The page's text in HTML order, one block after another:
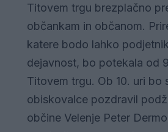
Titovem trgu brezplačno
občankam in občanom.
katere bodo lahko
dejavnost, bo potekala od
Titovem trgu. Ob 10. uri bo
obiskovalce pozdravil
občine Velenje Peter